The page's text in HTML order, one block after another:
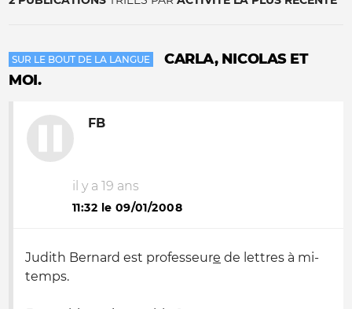
SUR LE BOUT DE LA LANGUE
CARLA, NICOLAS ET
MOI.
FB
il y a 19 ans
11:32 le 09/01/2008
Judith Bernard est professeure de lettres à mi-
temps.